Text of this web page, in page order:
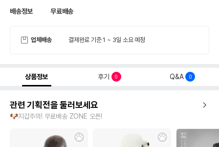
배송정보 무료배송
업체배송 결제완료 기준 1 ~ 3일 소요 예정
상품정보 후기 0 Q&A 0
관련 기획전을 둘러보세요
🐶지갑주의! 무료배송 ZONE 오픈!